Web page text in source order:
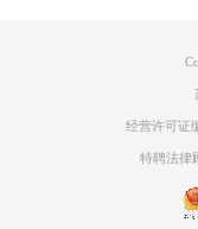
经营许可证
特聘法律